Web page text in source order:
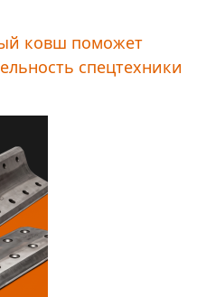
ковш поможет
спецтехники